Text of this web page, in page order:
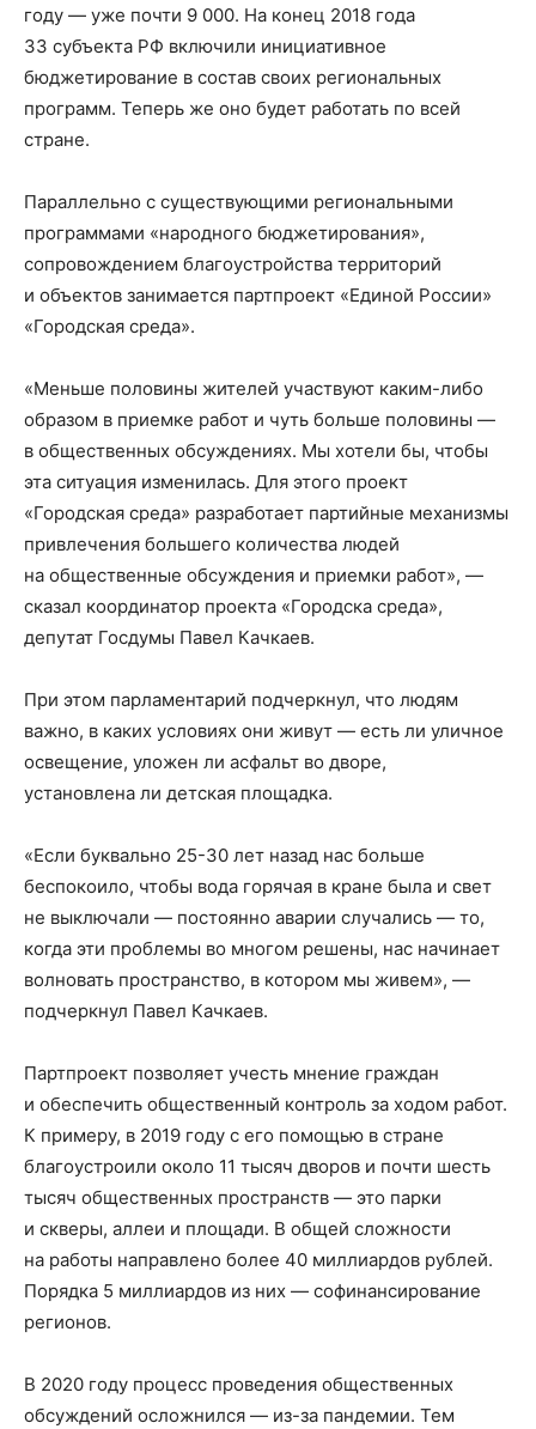
году — уже почти 9 000. На конец 2018 года
33 субъекта РФ включили инициативное
бюджетирование в состав своих региональных
программ. Теперь же оно будет работать по всей
стране.
Параллельно с существующими региональными
программами «народного бюджетирования»,
сопровождением благоустройства территорий
и объектов занимается партпроект «Единой России»
«Городская среда».
«Меньше половины жителей участвуют каким-либо
образом в приемке работ и чуть больше половины —
в общественных обсуждениях. Мы хотели бы, чтобы
эта ситуация изменилась. Для этого проект
«Городская среда» разработает партийные механизмы
привлечения большего количества людей
на общественные обсуждения и приемки работ», —
сказал координатор проекта «Городска среда»,
депутат Госдумы Павел Качкаев.
При этом парламентарий подчеркнул, что людям
важно, в каких условиях они живут — есть ли уличное
освещение, уложен ли асфальт во дворе,
установлена ли детская площадка.
«Если буквально 25-30 лет назад нас больше
беспокоило, чтобы вода горячая в кране была и свет
не выключали — постоянно аварии случались — то,
когда эти проблемы во многом решены, нас начинает
волновать пространство, в котором мы живем», —
подчеркнул Павел Качкаев.
Партпроект позволяет учесть мнение граждан
и обеспечить общественный контроль за ходом работ.
К примеру, в 2019 году с его помощью в стране
благоустроили около 11 тысяч дворов и почти шесть
тысяч общественных пространств — это парки
и скверы, аллеи и площади. В общей сложности
на работы направлено более 40 миллиардов рублей.
Порядка 5 миллиардов из них — софинансирование
регионов.
В 2020 году процесс проведения общественных
обсуждений осложнился — из-за пандемии. Тем